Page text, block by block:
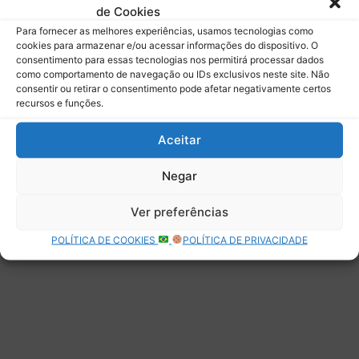
de Cookies
Para fornecer as melhores experiências, usamos tecnologias como
cookies para armazenar e/ou acessar informações do dispositivo. O
consentimento para essas tecnologias nos permitirá processar dados
como comportamento de navegação ou IDs exclusivos neste site. Não
consentir ou retirar o consentimento pode afetar negativamente certos
recursos e funções.
Aceitar
Negar
Ver preferências
POLÍTICA DE COOKIES POLÍTICA DE PRIVACIDADE
Deixe uma resposta